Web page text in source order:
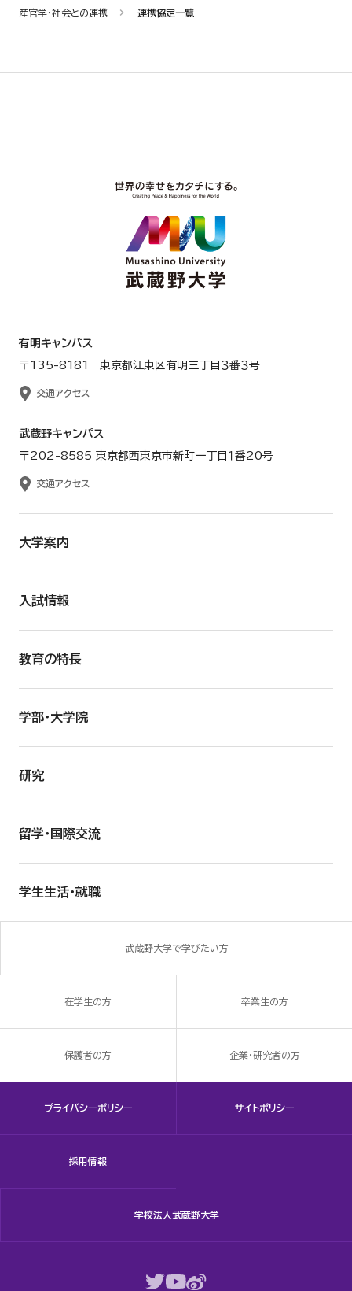
産官学・社会との連携
連携協定一覧
有明キャンパス
〒135-8181 東京都江東区有明三丁目３番３号
交通アクセス
武蔵野キャンパス
〒202-8585 東京都西東京市新町一丁目１番20号
交通アクセス
大学案内
入試情報
教育の特長
学部・大学院
研究
留学・国際交流
学生生活・就職
武蔵野大学で学びたい方
在学生の方 卒業生の方
保護者の方 企業・研究者の方
プライバシーポリシー サイトポリシー
採用情報
学校法人武蔵野大学